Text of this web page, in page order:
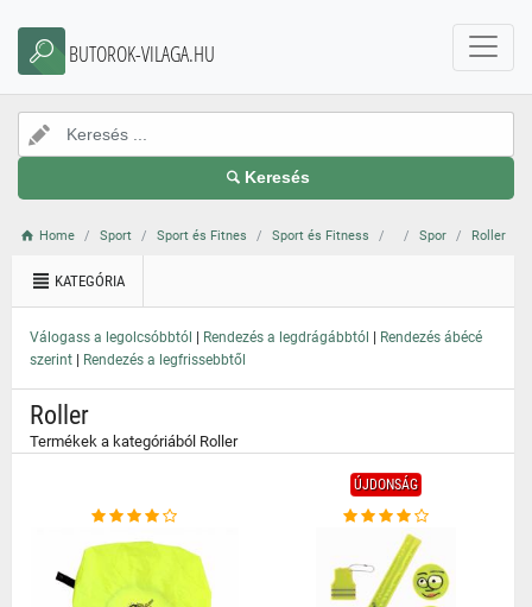
BUTOROK-VILAGA.HU
Keresés
Home Sport Sport és Fitnes Sport és Fitness Spor Roller
KATEGÓRIA
Válogass a legolcsóbbtól | Rendezés a legdrágábbtól | Rendezés ábécé
szerint | Rendezés a legfrissebbtől
Roller
Termékek a kategóriából Roller
ÚJDONSÁG